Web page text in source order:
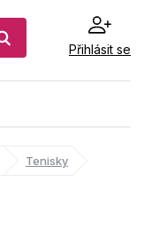
Přihlásit se
Tenisky